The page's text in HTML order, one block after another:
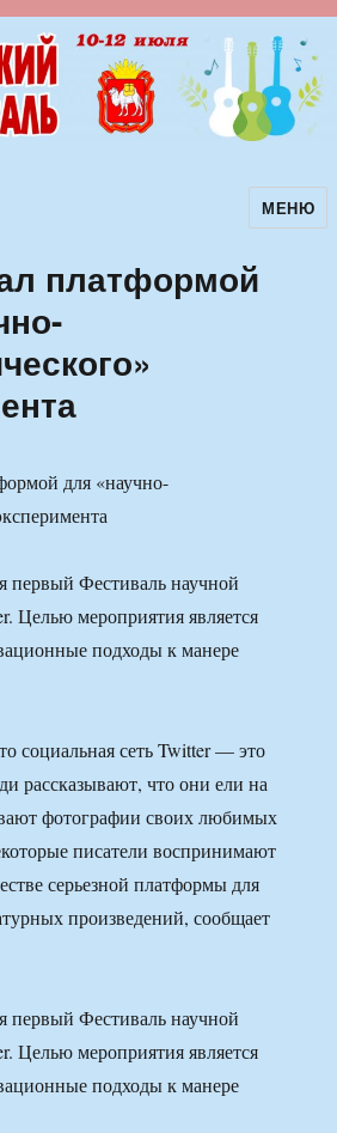
авторскойМЕНЮ
платформой
первый Фестиваль научной
Целью мероприятия является
подходы к манере
социальная сеть Twitter — это
рассказывают, что они ели на
фотографии своих любимых
писатели воспринимают
серьезной платформы для
произведений, сообщает
первый Фестиваль научной
Целью мероприятия является
подходы к манере